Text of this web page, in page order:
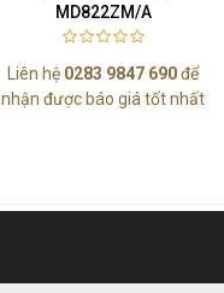
MD822ZM/A
Liên hệ 0283 9847 690để
nhận được báo giá tốt nhất